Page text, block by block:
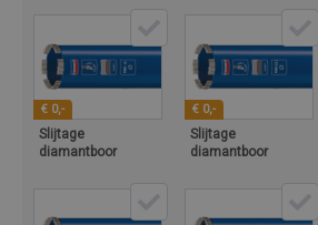
€ 0,-
Slijtage
diamantboor
€ 0,-
Slijtage
diamantboor